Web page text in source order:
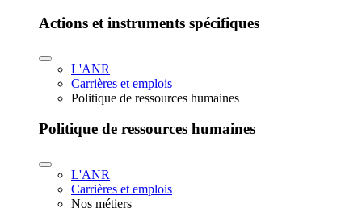
Actions et instruments spécifiques
L'ANR
Carrières et emplois
Politique de ressources humaines
Politique de ressources humaines
L'ANR
Carrières et emplois
Nos métiers